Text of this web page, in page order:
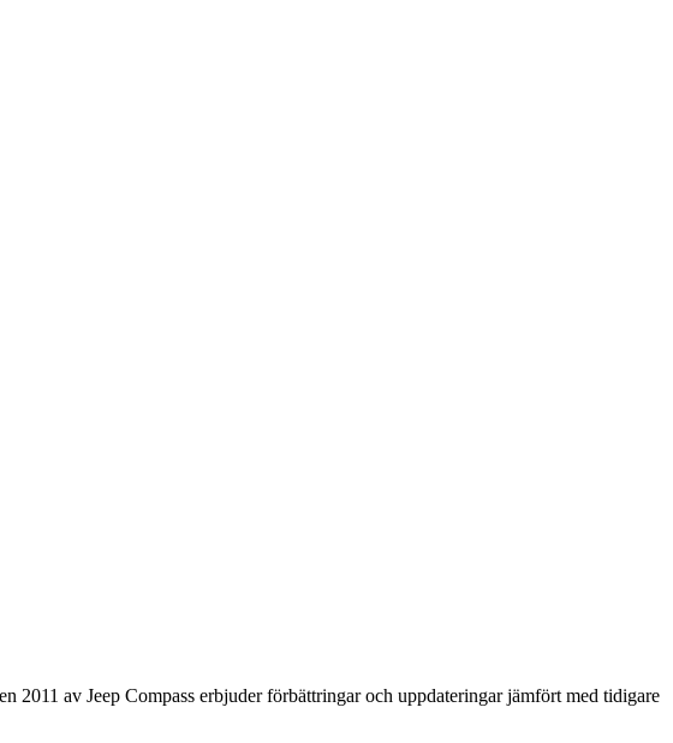
2011 av Jeep Compass erbjuder förbättringar och uppdateringar jämfört med tidigare